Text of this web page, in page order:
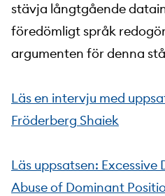
stävja långtgående
föredömligt språk
argumenten för denna
Läs en intervju med
Fröderberg Shaiek
Läs uppsatsen:
Abuse of Dominant